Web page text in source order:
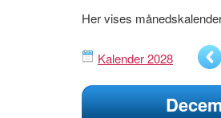
Her vises
Kalender 2028